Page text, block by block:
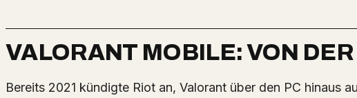
VALORANT MOBILE: VON
Bereits 2021 kündigte Riot an, Valorant über den PC hinaus auf neue Plattformen bringen zu